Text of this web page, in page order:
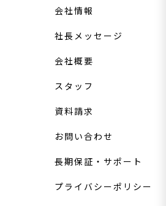
会社情報
社長メッセージ
会社概要
スタッフ
資料請求
お問い合わせ
長期保証・サポート
プライバシーポリシー